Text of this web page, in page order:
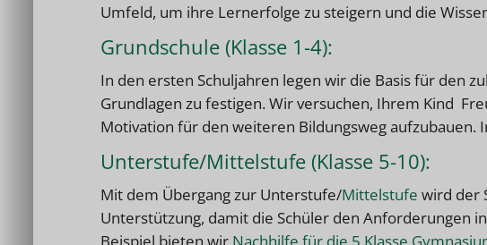
Umfeld, um ihre Lernerfolge zu steigern und die
Grundschule (Klasse 1-4):
In den ersten Schuljahren legen wir die Basis für den
Grundlagen zu festigen. Wir versuchen, Ihrem Kind
Motivation für den weiteren Bildungsweg aufzubauen.
Unterstufe/Mittelstufe (Klasse 5-10):
Mit dem Übergang zur Unterstufe/Mittelstufe wird der
Unterstützung, damit die Schüler den Anforderungen
Beispiel bieten wir Nachhilfe für die 5.Klasse